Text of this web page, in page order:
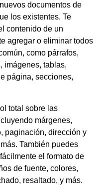
documentos de
los existentes. Te
contenido de un
agregar o eliminar todos
como párrafos,
imágenes, tablas,
página, secciones,
total sobre las
márgenes,
paginación, dirección y
También puedes
el formato de
de fuente, colores,
resaltado, y más.